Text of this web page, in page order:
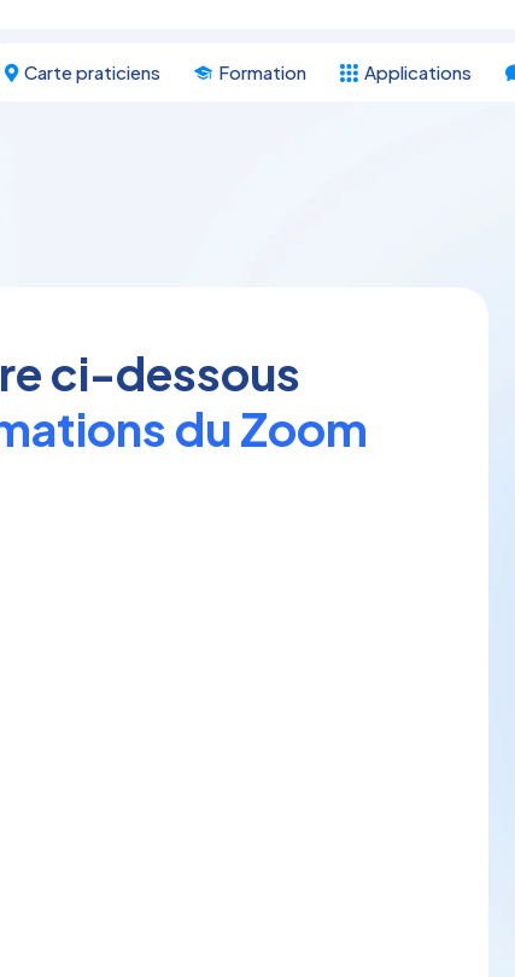
Carte praticiens Formation Applications
ci-dessous
du Zoom